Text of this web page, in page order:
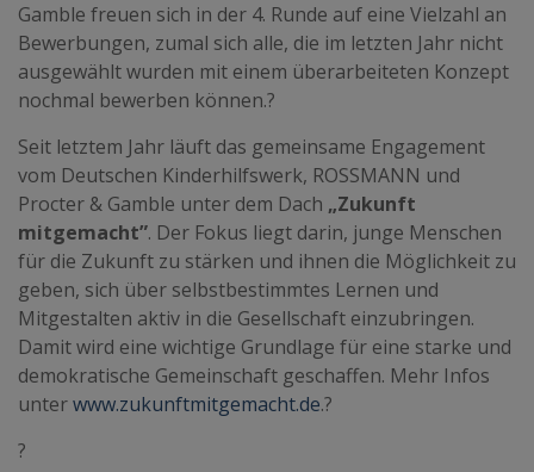
Gamble freuen sich in der 4. Runde auf eine Vielzahl an
Bewerbungen, zumal sich alle, die im letzten Jahr nicht
ausgewählt wurden mit einem überarbeiteten Konzept
nochmal bewerben können.?
Seit letztem Jahr läuft das gemeinsame Engagement
vom Deutschen Kinderhilfswerk, ROSSMANN und
Procter & Gamble unter dem Dach „Zukunft
mitgemacht”. Der Fokus liegt darin, junge Menschen
für die Zukunft zu stärken und ihnen die Möglichkeit zu
geben, sich über selbstbestimmtes Lernen und
Mitgestalten aktiv in die Gesellschaft einzubringen.
Damit wird eine wichtige Grundlage für eine starke und
demokratische Gemeinschaft geschaffen. Mehr Infos
unterwww.zukunftmitgemacht.de.?
?